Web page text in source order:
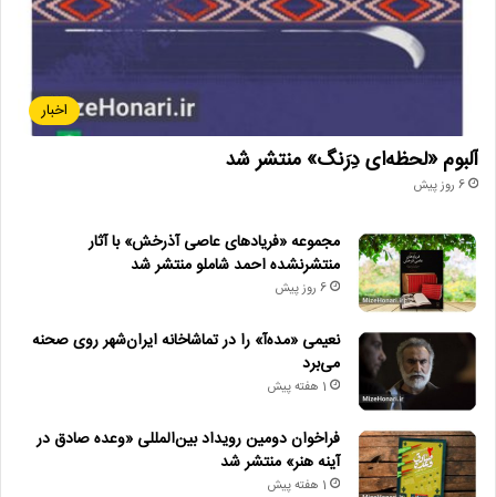
اخبار
آلبوم «لحظه‌ای دِرَنگ» منتشر شد
6 روز پیش
مجموعه «فریادهای عاصی آذرخش» با آثار
منتشرنشده احمد شاملو منتشر شد
6 روز پیش
نعیمی «مده‌آ» را در تماشاخانه ایران‌شهر روی صحنه
می‌برد
1 هفته پیش
فراخوان دومین رویداد بین‌المللی «وعده صادق در
آینه هنر» منتشر شد
1 هفته پیش